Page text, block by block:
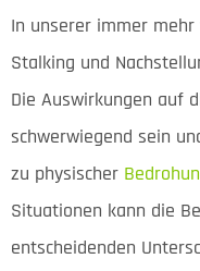
In unserer immer
Stalking und
Die Auswirkungen auf
schwerwiegend sein
zu physischer
Situationen kann die
entscheidenden